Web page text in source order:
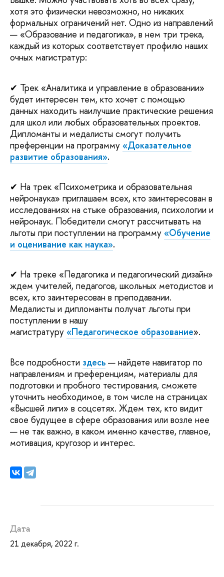
хотя это физически невозможно, но никаких
формальных ограничений нет. Одно из направлений
— «Образование и педагогика», в нем три трека,
каждый из которых соответствует профилю наших
очных магистратур:
✔ Трек «Аналитика и управление в образовании»
будет интересен тем, кто хочет с помощью
данных находить наилучшие практические решения
для школ или любых образовательных проектов.
Дипломанты и медалисты смогут получить
преференции на программу «Доказательное
развитие образования».
✔ На трек «Психометрика и образовательная
нейронаука» приглашаем всех, кто заинтересован в
исследованиях на стыке образования, психологии и
нейронаук. Победители смогут рассчитывать на
льготы при поступлении на программу «Обучение
и оценивание как наука».
✔ На треке «Педагогика и педагогический дизайн»
ждем учителей, педагогов, школьных методистов и
всех, кто заинтересован в преподавании.
Медалисты и дипломанты получат льготы при
поступлении в нашу
магистратуру «Педагогическое образование».
Все подробности здесь — найдете навигатор по
направлениям и преференциям, материалы для
подготовки и пробного тестирования, сможете
уточнить необходимое, в том числе на страницах
«Высшей лиги» в соцсетях. Ждем тех, кто видит
свое будущее в сфере образования или возле нее
— не так важно, в каком именно качестве, главное,
мотивация, кругозор и интерес.
Дата
21 декабря, 2022 г.